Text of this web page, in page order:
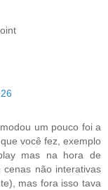
um pouco foi a
você fez, exemplo
mas na hora de
não interativas
mas fora isso tava